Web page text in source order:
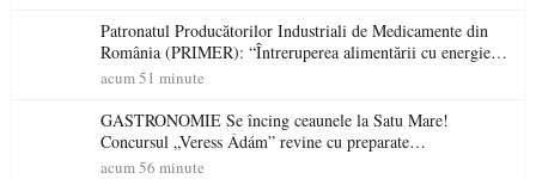
Patronatul Producătorilor Industriali de Medicamente din
România (PRIMER): “Întreruperea alimentării cu energie
electrică a fabricilor de medicamente va pune în pericol
acum 51 minute
GASTRONOMIE Se încing ceaunele la Satu Mare!
Concursul „Veress Ádám” revine cu preparate
spectaculoase, premii și un jurat de renume
acum 56 minute